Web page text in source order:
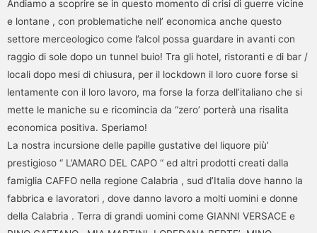
Andiamo a scoprire se in questo momento di crisi di guerre vicine
e lontane , con problematiche nell’ economica anche questo
settore merceologico come l’alcol possa guardare in avanti con
raggio di sole dopo un tunnel buio! Tra gli hotel, ristoranti e di bar /
locali dopo mesi di chiusura, per il lockdown il loro cuore forse si
lentamente con il loro lavoro, ma forse la forza dell’italiano che si
mette le maniche su e ricomincia da “zero’ porterà una risalita
economica positiva. Speriamo!
La nostra incursione delle papille gustative del liquore più’
prestigioso “ L’AMARO DEL CAPO “ ed altri prodotti creati dalla
famiglia CAFFO nella regione Calabria , sud d’Italia dove hanno la
fabbrica e lavoratori , dove danno lavoro a molti uomini e donne
della Calabria . Terra di grandi uomini come GIANNI VERSACE e